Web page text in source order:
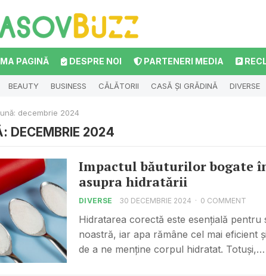
PAGINĂ DESPRE NOI PARTENERI MEDIA
BEAUTY BUSINESS CĂLĂTORII CASĂ ȘI GRĂDINĂ DIVERSE
decembrie 2024
DECEMBRIE 2024
Impactul băuturilor bogate
asupra hidratării
DIVERSE 30 DECEMBRIE 2024 · 0 COMMENT
Hidratarea corectă este esențială pentru
noastră, iar apa rămâne cel mai eficient
de a ne menține corpul hidratat. Totuși,…